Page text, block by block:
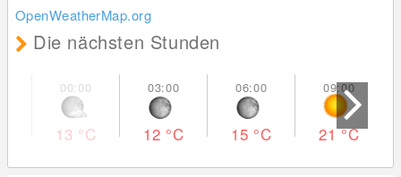
OpenWeatherMap.org
Die nächsten Stunden
13 °C 12 °C 15 °C 21°C